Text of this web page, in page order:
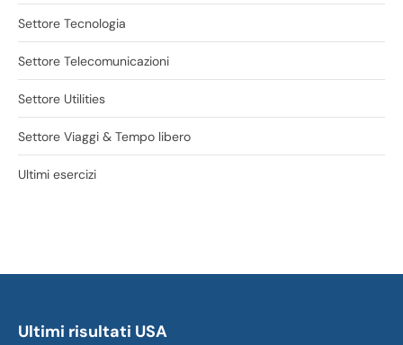
Settore Tecnologia
Settore Telecomunicazioni
Settore Utilities
Settore Viaggi & Tempo libero
Ultimi esercizi
Ultimi risultati USA